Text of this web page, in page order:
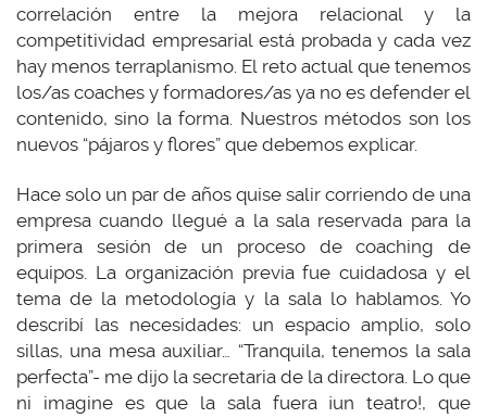
correlación entre la mejora relacional y la
competitividad empresarial está probada y cada vez
hay menos terraplanismo. El reto actual que tenemos
los/as coaches y formadores/as ya no es defender el
contenido, sino la forma. Nuestros métodos son los
nuevos “pájaros y flores” que debemos explicar.
Hace solo un par de años quise salir corriendo de una
empresa cuando llegué a la sala reservada para la
primera sesión de un proceso de coaching de
equipos. La organización previa fue cuidadosa y el
tema de la metodología y la sala lo hablamos. Yo
describí las necesidades: un espacio amplio, solo
sillas, una mesa auxiliar… “Tranquila, tenemos la sala
perfecta”- me dijo la secretaria de la directora. Lo que
ni imagine es que la sala fuera ¡un teatro!, que